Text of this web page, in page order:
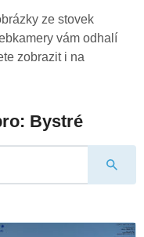
ze stovek
vám odhalí
zobrazit i na
Bystré